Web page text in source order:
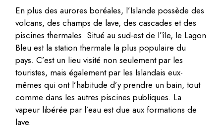
En plus des aurores boréales, l’Islande possède des
volcans, des champs de lave, des cascades et des
piscines thermales. Situé au sud-est de l’île, le Lagon
Bleu est la station thermale la plus populaire du
pays. C’est un lieu visité non seulement par les
touristes, mais également par les Islandais eux-
mêmes qui ont l’habitude d’y prendre un bain, tout
comme dans les autres piscines publiques. La
vapeur libérée par l’eau est due aux formations de
lave.